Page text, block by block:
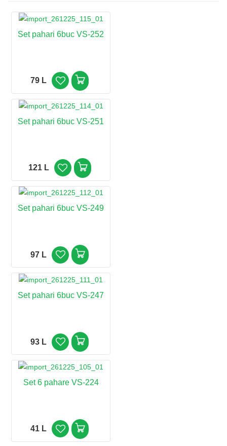
Set pahari 6buc VS-252
79 L
Set pahari 6buc VS-251
121 L
Set pahari 6buc VS-249
97 L
Set pahari 6buc VS-247
93 L
Set 6 pahare VS-224
41 L